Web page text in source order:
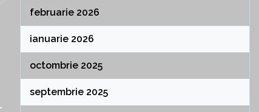
februarie 2026
ianuarie 2026
octombrie 2025
septembrie 2025